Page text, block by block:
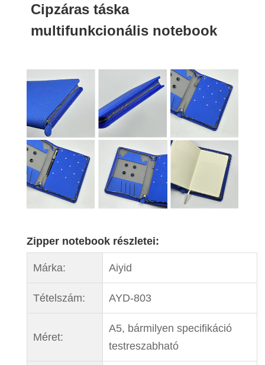
Cipzáras táska
multifunkcionális notebook
Zipper notebook részletei:
Márka: Aiyid
Tételszám: AYD-803
Méret:
A5, bármilyen specifikáció
testreszabható